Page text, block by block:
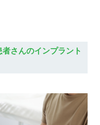
さんのインプラント